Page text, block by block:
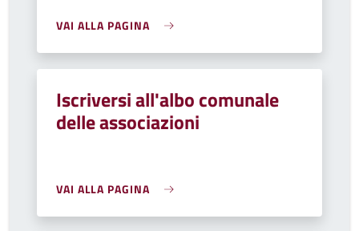
VAI ALLA PAGINA
Iscriversi all'albo comunale
delle associazioni
VAI ALLA PAGINA